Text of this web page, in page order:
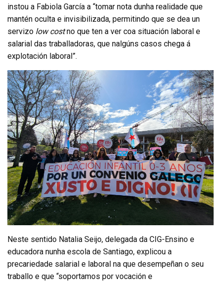
instou a Fabiola García a “tomar nota dunha realidade que
mantén oculta e invisibilizada, permitindo que se dea un
servizo low costno que ten a ver coa situación laboral e
salarial das traballadoras, que nalgúns casos chega á
explotación laboral”.
Neste sentido Natalia Seijo, delegada da CIG-Ensino e
educadora nunha escola de Santiago, explicou a
precariedade salarial e laboral na que desempeñan o seu
traballo e que “soportamos por vocación e